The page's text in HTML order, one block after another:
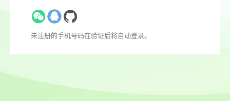
未注册的手机号码在验证后将自动登录。